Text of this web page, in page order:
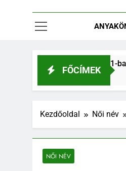
FŐCÍMEK
és férfinevek 2021-ban
Kezdőoldal Női név
NŐI NÉV